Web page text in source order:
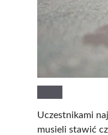
Uczestnikami
musieli stawić